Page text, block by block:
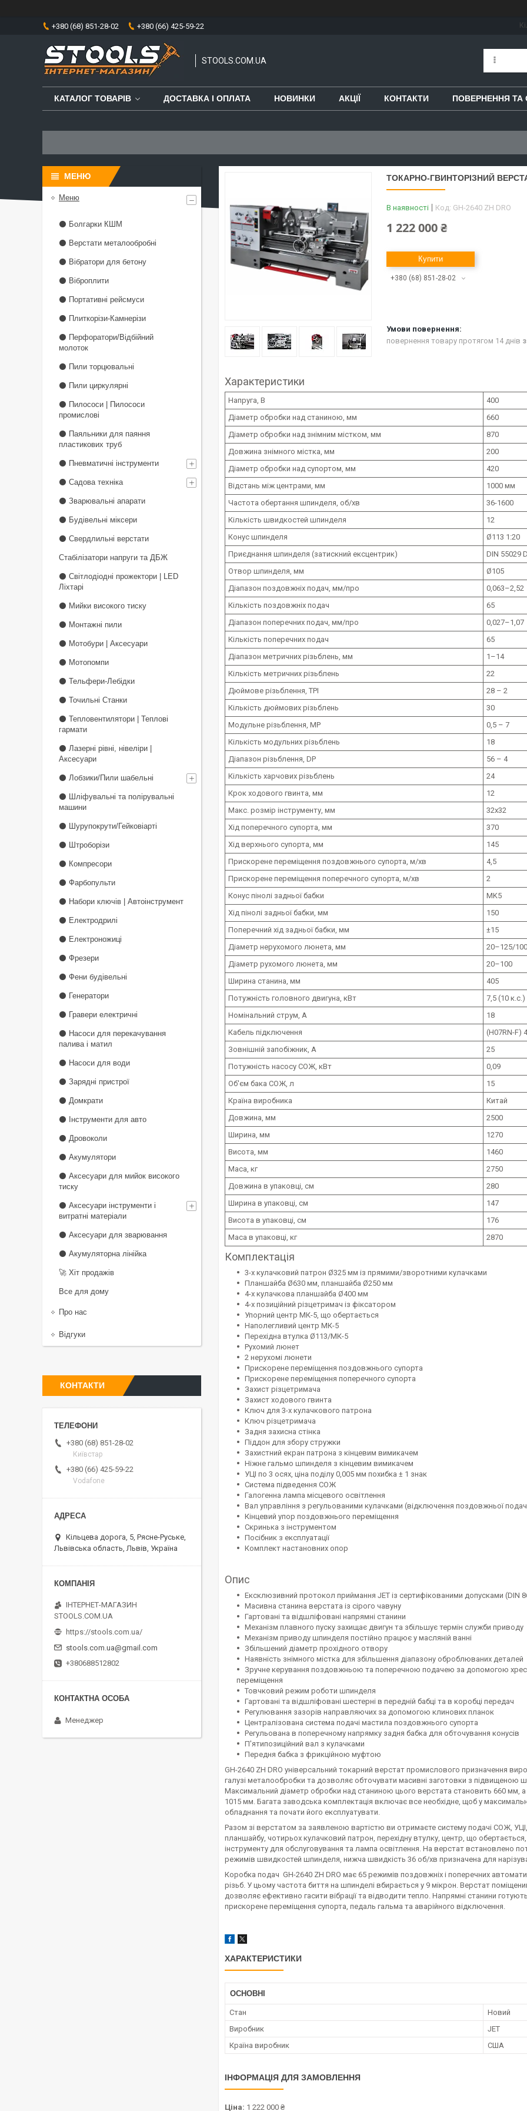
+380 (68) 851-28-02 +380 (66) 425-59-22
STOOLS.COM.UA
КАТАЛОГ ТОВАРІВ ДОСТАВКА І ОПЛАТА НОВИНКИ АКЦІЇ КОНТАКТИ ПОВЕРНЕННЯ ТА
ТОКАРНО-ГВИНТОРІЗНИЙ
В наявності Код: GH-2640 ZH DRO
1 222 000 ₴
Купити
+380 (68) 851-28-02
повернення товару протягом 14 днів
Характеристики
Напруга, В
400
Діаметр обробки над станиною, мм
660
Діаметр обробки над знімним містком, мм
870
Довжина знімного містка, мм
200
Діаметр обробки над супортом, мм
420
Відстань між центрами, мм
1000 мм
Частота обертання шпинделя, об/хв
36-1600
Кількість швидкостей шпинделя
12
Конус шпинделя
Ø113 1:20
Приєднання шпинделя (затискний ексцентрик)
DIN 55029
Отвор шпинделя, мм
Ø105
Діапазон поздовжніх подач, мм/про
0,063–2,52
Кількість поздовжніх подач
65
Діапазон поперечних подач, мм/про
0,027–1,07
Кількість поперечних подач
65
Діапазон метричних різьблень, мм
1–14
Кількість метричних різьблень
22
Дюймове різьблення, TPI
28 – 2
Кількість дюймових різьблень
30
Модульне різьблення, MP
0,5 – 7
Кількість модульних різьблень
18
Діапазон різьблення, DP
56 – 4
Кількість харчових різьблень
24
Крок ходового гвинта, мм
12
Макс. розмір інструменту, мм
32x32
Хід поперечного супорта, мм
370
Хід верхнього супорта, мм
145
Прискорене переміщення поздовжнього супорта, м/хв
4,5
Прискорене переміщення поперечного супорта, м/хв
2
Конус пінолі задньої бабки
MK5
Хід пінолі задньої бабки, мм
150
Поперечний хід задньої бабки, мм
±15
Діаметр нерухомого люнета, мм
20–125/
Діаметр рухомого люнета, мм
20–100
Ширина станина, мм
405
Потужність головного двигуна, кВт
7,5 (10 к.с.)
Номінальний струм, А
18
Кабель підключення
(H07RN-F)
Зовнішній запобіжник, А
25
Потужність насосу СОЖ, кВт
0,09
Об'єм бака СОЖ, л
15
Країна виробника
Китай
Довжина, мм
2500
Ширина, мм
1270
Висота, мм
1460
Маса, кг
2750
Довжина в упаковці, см
280
Ширина в упаковці, см
147
Висота в упаковці, см
176
Маса в упаковці, кг
2870
Комплектація
3-х кулачковий патрон Ø325 мм із прямими/зворотними кулачками
Планшайба Ø630 мм, планшайба Ø250 мм
4-х кулачкова планшайба Ø400 мм
4-х позиційний різцетримач із фіксатором
Упорний центр МК-5, що обертається
Наполегливий центр МК-5
Перехідна втулка Ø113/МК-5
Рухомий люнет
2 нерухомі люнети
Прискорене переміщення поздовжнього супорта
Прискорене переміщення поперечного супорта
Захист різцетримача
Захист ходового гвинта
Ключ для 3-х кулачкового патрона
Ключ різцетримача
Задня захисна стінка
Піддон для збору стружки
Захистний екран патрона з кінцевим вимикачем
Ніжне гальмо шпинделя з кінцевим вимикачем
УЦІ по 3 осях, ціна поділу 0,005 мм похибка ± 1 знак
Система підведення СОЖ
Галогенна лампа місцевого освітлення
Вал управління з регульованими кулачками (відключення поздовжньої
Кінцевий упор поздовжнього переміщення
Скринька з інструментом
Посібник з експлуатації
Комплект настановних опор
Опис
Ексклюзивний протокол приймання JET із сертифікованими допусками (DIN
Масивна станина верстата із сірого чавуну
Гартовані та відшліфовані напрямні станини
Механізм плавного пуску захищає двигун та збільшує термін служби приводу
Механізм приводу шпинделя постійно працює у масляній ванні
Збільшений діаметр прохідного отвору
Наявність знімного містка для збільшення діапазону оброблюваних деталей
Зручне керування поздовжньою та поперечною подачею за допомогою
переміщення
Товчковий режим роботи шпинделя
Гартовані та відшліфовані шестерні в передній бабці та в коробці передач
Регулювання зазорів направляючих за допомогою клинових планок
Централізована система подачі мастила поздовжнього супорта
Регульована в поперечному напрямку задня бабка для обточування конусів
П'ятипозиційний вал з кулачками
Передня бабка з фрикційною муфтою
GH-2640 ZH DRO універсальний токарний верстат промислового призначення
галузі металообробки та дозволяє обточувати масивні заготовки з підвищеною
Максимальний діаметр обробки над станиною цього верстата становить 660 мм,
1015 мм. Багата заводська комплектація включає все необхідне, щоб у
обладнання та почати його експлуатувати.
Разом зі верстатом за заявленою вартістю ви отримаєте систему подачі СОЖ,
планшайбу, чотирьох кулачковий патрон, перехідну втулку, центр, що
інструменту для обслуговування та лампа освітлення. На верстат встановлено
режимів швидкостей шпинделя, нижча швидкість 36 об/хв призначена для
Коробка подач GH-2640 ZH DRO має 65 режимів поздовжніх і поперечних
різьб. У цьому частота биття на шпинделі вбирається у 9 мікрон. Верстат
дозволяє ефективно гасити вібрації та відводити тепло. Напрямні станини
прискорене переміщення супорта, педаль гальма та аварійного відключення.
ХАРАКТЕРИСТИКИ
ОСНОВНІ
Стан
Новий
Виробник
JET
Країна виробник
США
ІНФОРМАЦІЯ ДЛЯ ЗАМОВЛЕННЯ
Ціна: 1 222 000 ₴
Меню
⚫ Болгарки КШМ
⚫ Верстати металообробні
⚫ Вібратори для бетону
⚫ Віброплити
⚫ Портативні рейсмуси
⚫ Плиткорізи-Камнерізи
⚫ Перфоратори/Відбійний
молоток
⚫ Пили торцювальні
⚫ Пили циркулярні
⚫ Пилососи | Пилососи
промислові
⚫ Паяльники для паяння
пластикових труб
⚫ Пневматичні інструменти
⚫ Садова техніка
⚫ Зварювальні апарати
⚫ Будівельні міксери
⚫ Свердлильні верстати
Стабілізатори напруги та ДБЖ
⚫ Світлодіодні прожектори | LED
Ліхтарі
⚫ Мийки високого тиску
⚫ Монтажні пили
⚫ Мотобури | Аксесуари
⚫ Мотопомпи
⚫ Тельфери-Лебідки
⚫ Точильні Станки
⚫ Тепловентилятори | Теплові
гармати
⚫ Лазерні рівні, нівеліри |
Аксесуари
⚫ Лобзики/Пили шабельні
⚫ Шліфувальні та полірувальні
машини
⚫ Шурупокрути/Гейковіарті
⚫ Штроборізи
⚫ Компресори
⚫ Фарбопульти
⚫ Набори ключів | Автоінструмент
⚫ Електродрилі
⚫ Електроножиці
⚫ Фрезери
⚫ Фени будівельні
⚫ Генератори
⚫ Гравери електричні
⚫ Насоси для перекачування
палива і матил
⚫ Насоси для води
⚫ Зарядні пристрої
⚫ Домкрати
⚫ Інструменти для авто
⚫ Дровоколи
⚫ Акумулятори
⚫ Аксесуари для мийок високого
тиску
⚫ Аксесуари інструменти і
витратні матеріали
⚫ Аксесуари для зварювання
⚫ Акумуляторна лінійка
🚀 Хіт продажів
Все для дому
Про нас
Відгуки
КОНТАКТИ
+380 (68) 851-28-02
Київстар
+380 (66) 425-59-22
Vodafone
Кільцева дорога, 5, Рясне-Руське,
Львівська область, Львів, Україна
ІНТЕРНЕТ-МАГАЗИН
STOOLS.COM.UA
https://stools.com.ua/
stools.com.ua@gmail.com
+380688512802
Менеджер